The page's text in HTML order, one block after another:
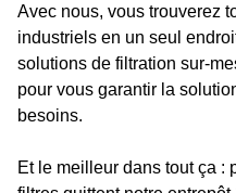
Avec nous, vous trouverez
industriels en un seul
solutions de filtration sur-
pour vous garantir la
besoins.
Et le meilleur dans tout ça :